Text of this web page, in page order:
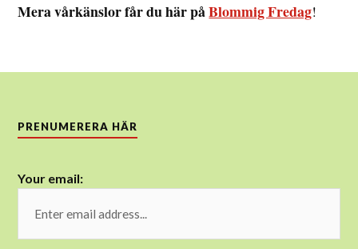
Mera vårkänslor får du här påBlommig Fredag!
PRENUMERERA HÄR
Your email: